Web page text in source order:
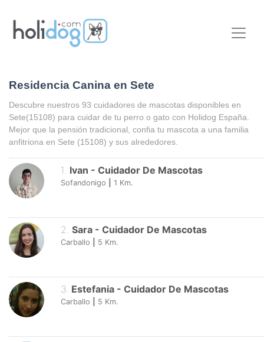
Residencia Canina en Sete
Descubre nuestros 93 cuidadores de mascotas disponibles en
Sete(15108) para cuidar de tu perro o gato con Holidog España.
Mejor que la pensión tradicional, confia tu mascota a una familia
anfitriona en Sete (15108) y sus alrededores.
1 Ivan - Cuidador De Mascotas
Sofandonigo 1 Km.
2. Sara - Cuidador De Mascotas
Carballo 5 Km.
3. Estefania - Cuidador De Mascotas
Carballo 5 Km.